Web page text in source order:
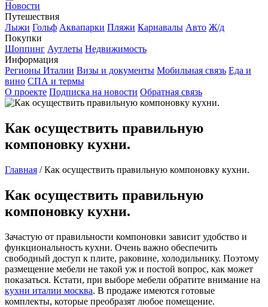
Новости
Путешествия
Лыжи Гольф Аквапарки Пляжи Карнавалы Авто Ж/д
Покупки
Шоппинг Аутлеты Недвижимость
Информация
Регионы Италии Визы и документы Мобильная связь Еда и
вино СПА и термы
О проекте Подписка на новости Обратная связь
Как осуществить правильную
компоновку кухни.
Главная / Как осуществить правильную компоновку кухни.
Как осуществить правильную
компоновку кухни.
Зачастую от правильности компоновки зависит удобство и
функциональность кухни. Очень важно обеспечить
свободный доступ к плите, раковине, холодильнику. Поэтому
размещение мебели не такой уж и постой вопрос, как может
показаться. Кстати, при выборе мебели обратите внимание на
кухни италии москва. В продаже имеются готовые
комплекты, которые преобразят любое помещение.